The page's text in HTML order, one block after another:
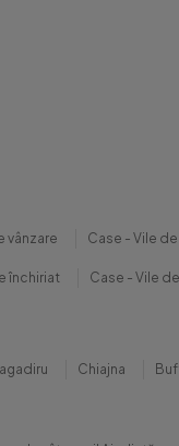
vânzare Case - Vile
închiriat Case - Vile
Chiajna